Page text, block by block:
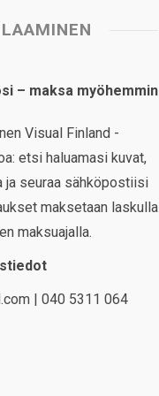
– maksa myöhemmin
Visual Finland -
etsi haluamasi kuvat,
seuraa sähköpostiisi
maksetaan laskulla
maksuajalla.
| 040 5311 064